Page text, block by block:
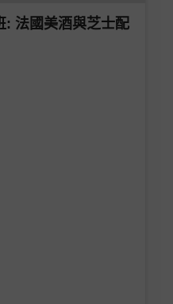
: 法國美酒與芝士配